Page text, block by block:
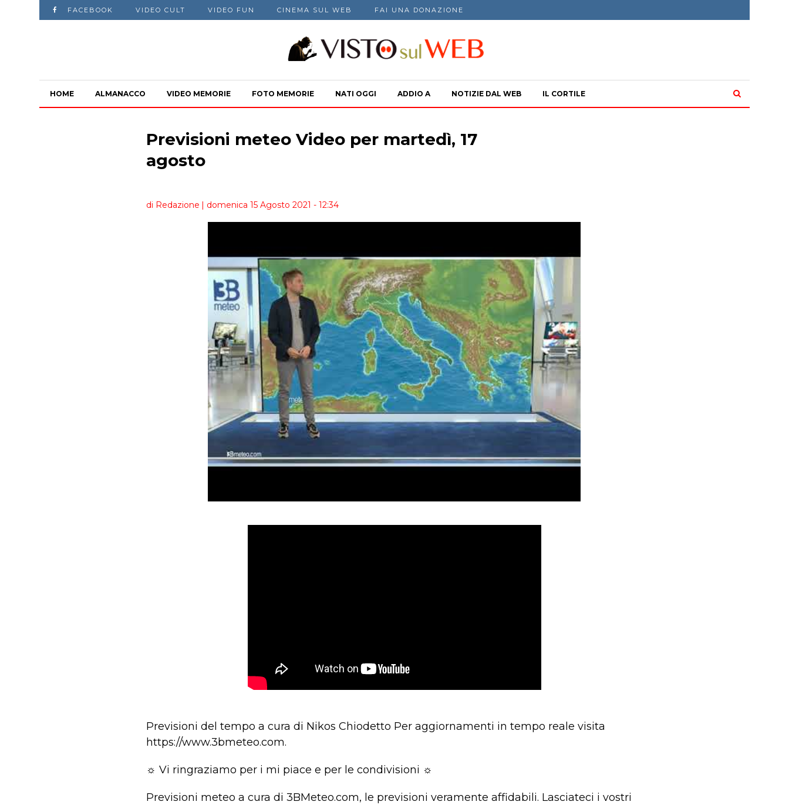
FACEBOOK VIDEO CULT VIDEO FUN CINEMA SUL WEB FAI UNA DONAZIONE
HOME ALMANACCO VIDEO MEMORIE FOTO MEMORIE NATI OGGI ADDIO A NOTIZIE DAL WEB IL CORTILE
Previsioni meteo Video per martedì, 17
agosto
di Redazione | domenica 15 Agosto 2021 - 12:34
Previsioni del tempo a cura di Nikos Chiodetto Per aggiornamenti in tempo reale visita
https://www.3bmeteo.com.
☼ Vi ringraziamo per i mi piace e per le condivisioni ☼
Previsioni meteo a cura di 3BMeteo.com, le previsioni veramente affidabili. Lasciateci i vostri